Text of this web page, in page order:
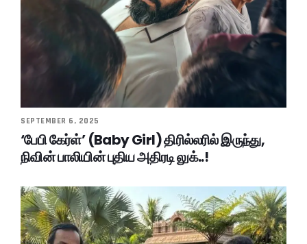
SEPTEMBER 6, 2025
‘பேபி கேர்ள்’ (Baby Girl) திரில்லரில் இருந்து,
நிவின் பாலியின் புதிய அதிரடி லுக்..!